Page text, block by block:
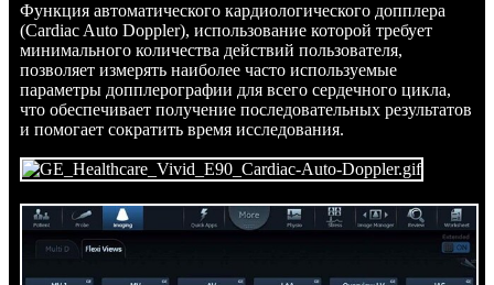
Функция автоматического кардиологического допплера
(Cardiac Auto Doppler), использование которой требует
минимального количества действий пользователя,
позволяет измерять наиболее часто используемые
параметры допплерографии для всего сердечного цикла,
что обеспечивает получение последовательных результатов
и помогает сократить время исследования.